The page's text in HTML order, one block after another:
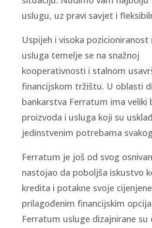
uslugu, uz pravi savjet i
Uspijeh i visoka pozicioniranost
usluga temelje se na snažnoj
kooperativnosti i stalnom
financijskom tržištu. U oblasti
bankarstva Ferratum ima veliki
proizvoda i usluga koji su
jedinstvenim potrebama
Ferratum je još od svog
nastojao da poboljša iskustvo
kredita i potakne svoje
prilagođenim financijskim
Ferratum usluge dizajnirane su